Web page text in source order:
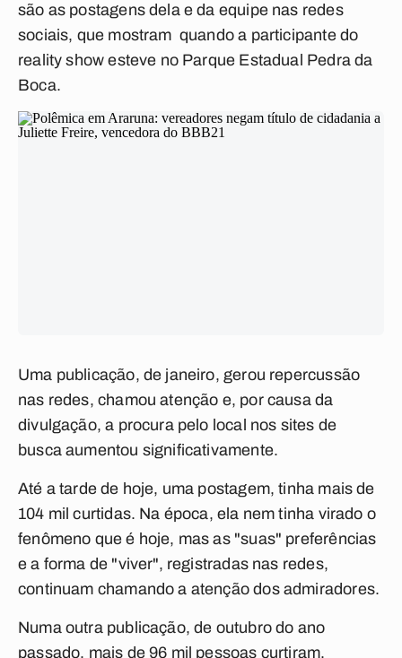
são as postagens dela e da equipe nas redes
sociais, que mostram quando a participante do
reality show esteve no Parque Estadual Pedra da
Boca.
Uma publicação, de janeiro, gerou repercussão
nas redes, chamou atenção e, por causa da
divulgação, a procura pelo local nos sites de
busca aumentou significativamente.
Até a tarde de hoje, uma postagem, tinha mais de
104 mil curtidas. Na época, ela nem tinha virado o
fenômeno que é hoje, mas as "suas" preferências
e a forma de "viver", registradas nas redes,
continuam chamando a atenção dos admiradores.
Numa outra publicação, de outubro do ano
passado, mais de 96 mil pessoas curtiram.